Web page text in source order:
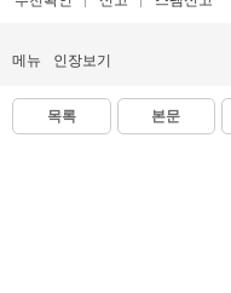
메뉴 인장보기
목록 본문